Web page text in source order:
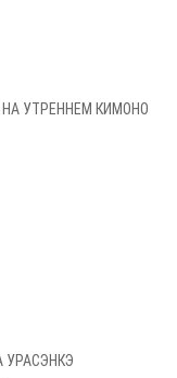
УТРЕННЕМ КИМОНО
УРАСЭНКЭ